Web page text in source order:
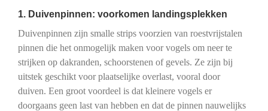
1. Duivenpinnen: voorkomen landingsplekken
Duivenpinnen zijn smalle strips voorzien van roestvrijstalen
pinnen die het onmogelijk maken voor vogels om neer te
strijken op dakranden, schoorstenen of gevels. Ze zijn bij
uitstek geschikt voor plaatselijke overlast, vooral door
duiven. Een groot voordeel is dat kleinere vogels er
doorgaans geen last van hebben en dat de pinnen nauwelijks